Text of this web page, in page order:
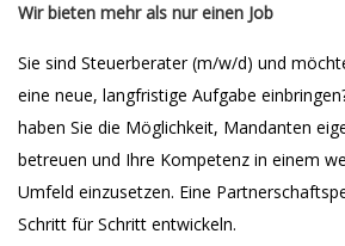
Wir bieten mehr als nur einen Job
Sie sind Steuerberater (m/w/d) und
eine neue, langfristige Aufgabe
haben Sie die Möglichkeit, Mandanten
betreuen und Ihre Kompetenz in einem
Umfeld einzusetzen. Eine
Schritt für Schritt entwickeln.